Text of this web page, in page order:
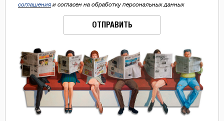
соглашения и согласен на обработку персональных данных
ОТПРАВИТЬ